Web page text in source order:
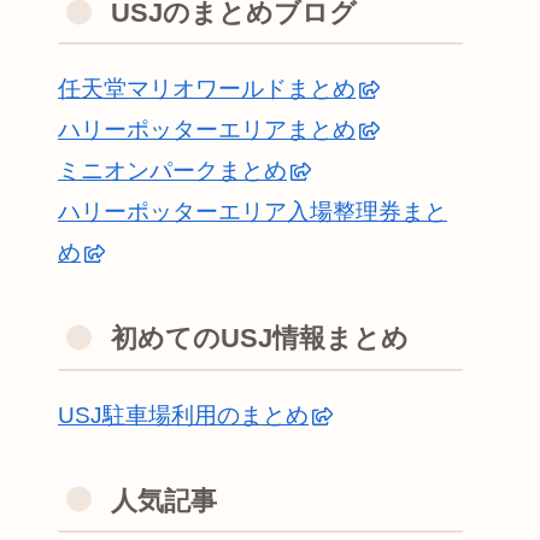
USJのまとめブログ
任天堂マリオワールドまとめ
ハリーポッターエリアまとめ
ミニオンパークまとめ
ハリーポッターエリア入場整理券まと
め
初めてのUSJ情報まとめ
USJ駐車場利用のまとめ
人気記事